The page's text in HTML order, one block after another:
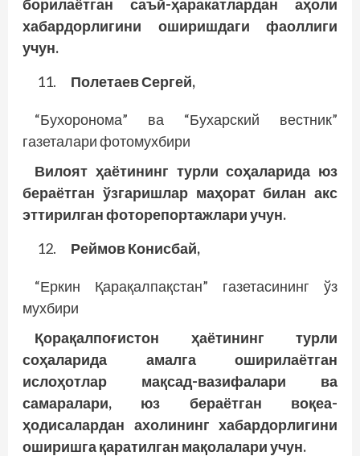
борилаётган саъй-ҳаракатлардан аҳоли
хабардорлигини оширишдаги фаоллиги
учун.
Полетаев Сергей,
“Бухоронома” ва “Бухарский вестник”
газеталари фотомухбири
Вилоят ҳаётининг турли соҳаларида юз
бераётган ўзгаришлар маҳорат билан акс
эттирилган фоторепортажлари учун.
Реймов Конисбай,
“Еркин Қарақалпақстан” газетасининг ўз
мухбири
Қорақалпоғистон ҳаётининг турли
соҳаларида амалга оширилаётган
ислоҳотлар мақсад-вазифалари ва
самаралари, юз бераётган воқеа-
ҳодисалардан ахолининг хабардорлигини
оширишга қаратилган мақолалари учун.